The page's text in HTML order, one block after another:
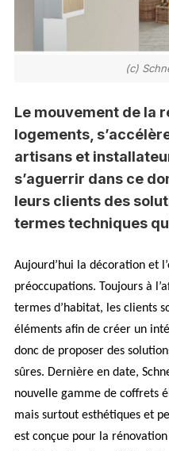
(c)
Le mouvement de la
logements,
artisans et
s’aguerrir dans ce
leurs clients des
termes techniques
Aujourd’hui la décoration et
préoccupations. Toujours à
termes d’habitat, les clients
éléments afin de créer un
donc de proposer des
sûres. Dernière en date,
nouvelle gamme de coffrets
mais surtout esthétiques et
est conçue pour la